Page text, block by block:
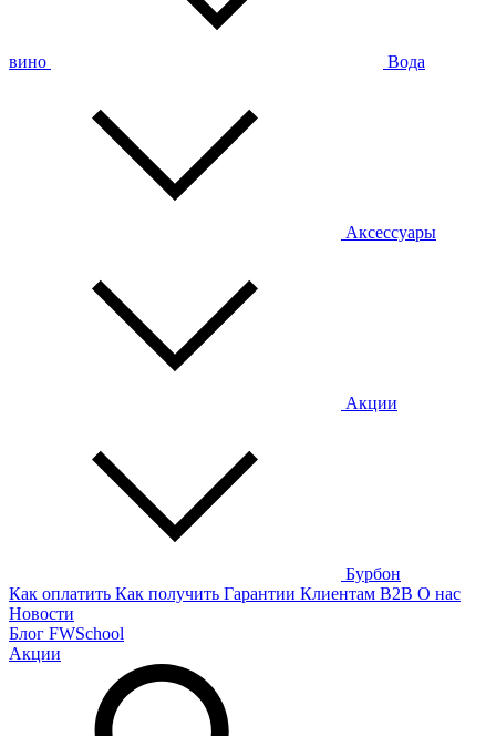
вино Вода
Аксессуары
Акции
Бурбон
Как оплатить Как получить Гарантии Клиентам B2B О нас
Новости
Блог FWSchool
Акции